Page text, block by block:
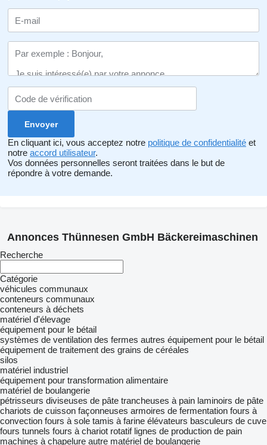
En cliquant ici, vous acceptez notre politique de confidentialité et
notre accord utilisateur.
Vos données personnelles seront traitées dans le but de
répondre à votre demande.
Annonces Thünnesen GmbH Bäckereimaschinen
Recherche
Catégorie
véhicules communaux
conteneurs communaux
conteneurs à déchets
matériel d'élevage
équipement pour le bétail
systèmes de ventilation des fermes autres équipement pour le bétail
équipement de traitement des grains de céréales
silos
matériel industriel
équipement pour transformation alimentaire
matériel de boulangerie
pétrisseurs diviseuses de pâte trancheuses à pain laminoirs de pâte
chariots de cuisson façonneuses armoires de fermentation fours à
convection fours à sole tamis à farine élévateurs basculeurs de cuve
fours tunnels fours à chariot rotatif lignes de production de pain
machines à chapelure autre matériel de boulangerie